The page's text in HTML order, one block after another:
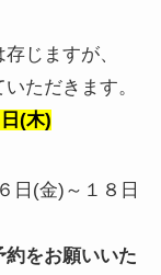
じますが、
ただきます。
(木)
日(金)～１８日
約をお願いいた